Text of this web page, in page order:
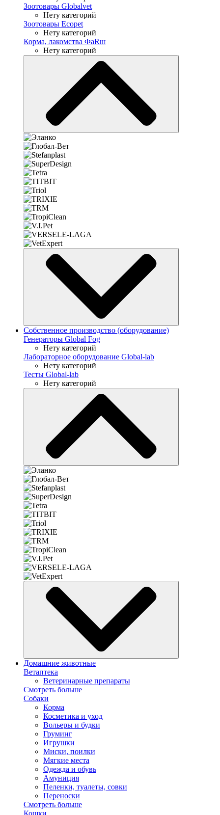
Зоотовары Globalvet
Нету категорий
Зоотовары Ecopet
Нету категорий
Корма, лакомства ФaRш
Нету категорий
Собственное производство (оборудование)
Генераторы Global Fog
Нету категорий
Лабораторное оборудование Global-lab
Нету категорий
Тесты Global-lab
Нету категорий
Домашние животные
Ветаптека
Ветеринарные препараты
Смотреть больше
Собаки
Корма
Косметика и уход
Вольеры и будки
Груминг
Игрушки
Миски, поилки
Мягкие места
Одежда и обувь
Амуниция
Пеленки, туалеты, совки
Переноски
Смотреть больше
Кошки